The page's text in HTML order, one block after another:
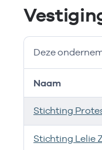
Deze
Naam
Stichting
Stichting Lelie